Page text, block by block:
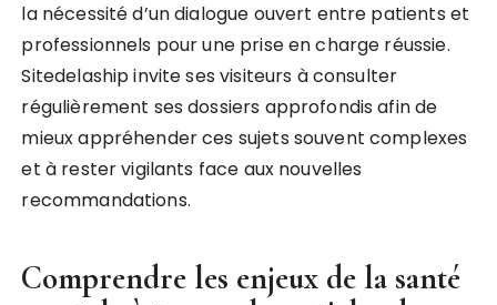
la nécessité d’un dialogue ouvert entre patients et
professionnels pour une prise en charge réussie.
Sitedelaship invite ses visiteurs à consulter
régulièrement ses dossiers approfondis afin de
mieux appréhender ces sujets souvent complexes
et à rester vigilants face aux nouvelles
recommandations.
Comprendre les enjeux de la santé